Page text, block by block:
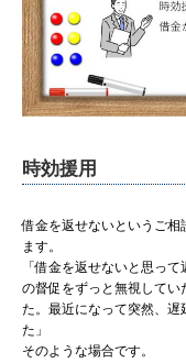
時効援用
借金を返せないというご相
ます。
「借金を返せないと思っ
の督促をずっと無視して
た。最近になって突然、
た」
そのような場合です。